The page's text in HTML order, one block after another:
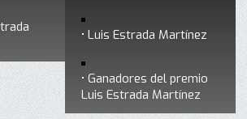
Ganadores del premio
Luis Estrada Martínez
Ganadores del premio
Luis Estrada Martínez